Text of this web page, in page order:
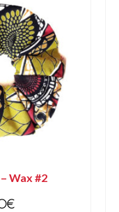
Wax #2
€